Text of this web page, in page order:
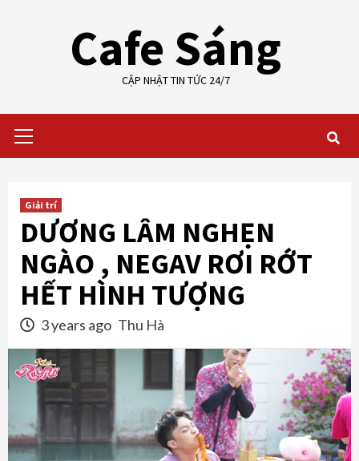
Cafe Sáng
CẬP NHẬT TIN TỨC 24/7
Menu
Giải trí
DƯƠNG LÂM NGHẸN
NGÀO , NEGAV RƠI RỚT
HẾT HÌNH TƯỢNG
3 years ago Thu Hà